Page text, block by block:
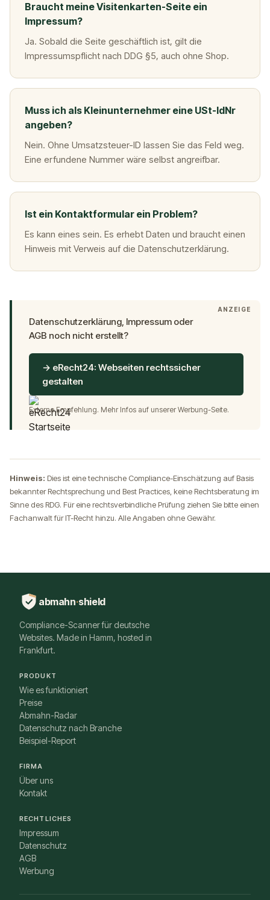
Braucht meine Visitenkarten-Seite ein
Impressum?
Ja. Sobald die Seite geschäftlich ist, gilt die
Impressumspflicht nach DDG §5, auch ohne Shop.
Muss ich als Kleinunternehmer eine USt-IdNr
angeben?
Nein. Ohne Umsatzsteuer-ID lassen Sie das Feld weg.
Eine erfundene Nummer wäre selbst angreifbar.
Ist ein Kontaktformular ein Problem?
Es kann eines sein. Es erhebt Daten und braucht einen
Hinweis mit Verweis auf die Datenschutzerklärung.
ANZEIGE
Datenschutzerklärung, Impressum oder
AGB noch nicht erstellt?
→ eRecht24: Webseiten rechtssicher
gestalten
Externe Empfehlung. Mehr Infos auf unsererWerbung-Seite.
Hinweis: Dies ist eine technische Compliance-Einschätzung auf Basis
bekannter Rechtsprechung und Best Practices, keine Rechtsberatung im
Sinne des RDG. Für eine rechtsverbindliche Prüfung ziehen Sie bitte einen
Fachanwalt für IT-Recht hinzu. Alle Angaben ohne Gewähr.
abmahn·shield
Compliance-Scanner für deutsche
Websites. Made in Hamm, hosted in
Frankfurt.
PRODUKT
Wie es funktioniert
Preise
Abmahn-Radar
Datenschutz nach Branche
Beispiel-Report
FIRMA
Über uns
Kontakt
RECHTLICHES
Impressum
Datenschutz
AGB
Werbung